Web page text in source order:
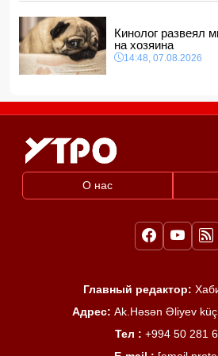
Кинолог развеял
на хозяина
14:48, 07.08.2026
О нас
Главный редактор:
Адрес: Ak.Həsən Əliyev
Тел : +994 50 281